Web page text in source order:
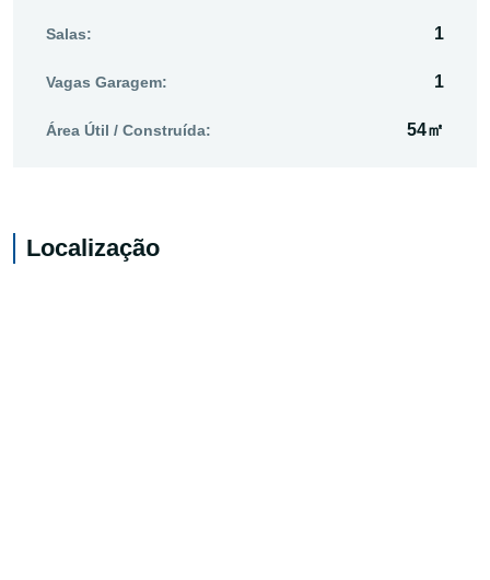
Salas: 1
Vagas Garagem: 1
Área Útil / Construída: 54㎡
Localização